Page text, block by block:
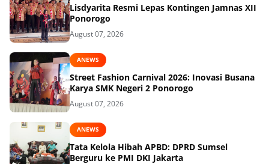
Lisdyarita Resmi Lepas Kontingen Jamnas XII
Ponorogo
August 07, 2026
ANEWS
Street Fashion Carnival 2026: Inovasi Busana
Karya SMK Negeri 2 Ponorogo
August 07, 2026
ANEWS
Tata Kelola Hibah APBD: DPRD Sumsel
Berguru ke PMI DKI Jakarta